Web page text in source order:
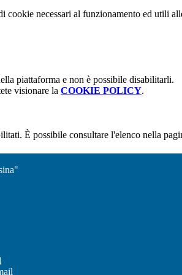
necessari al funzionamento ed utili
piattaforma e non è possibile disabilitarli.
visionare la COOKIE POLICY.
È possibile consultare l'elenco nella